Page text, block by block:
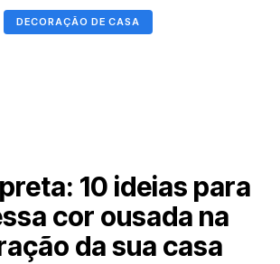
DECORAÇÃO DE CASA
10 ideias para
cor ousada na
da sua casa